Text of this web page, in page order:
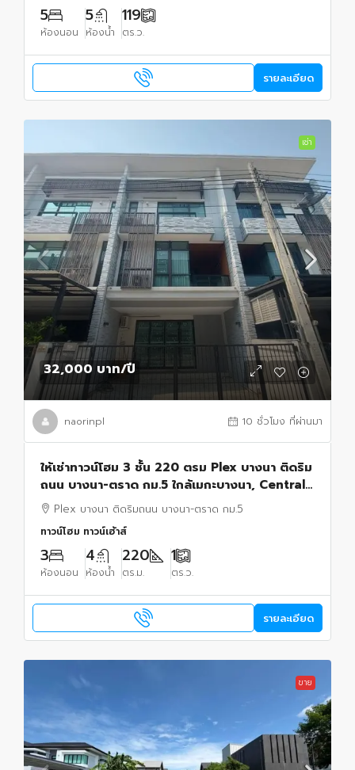
5
ห้องนอน
5
ห้องน้ำ
119
ตร.ว.
รายละเอียด
เช่า
32,000 บาท/ปี
naorinpl 10 ชั่วโมง ที่ผ่านมา
ให้เช่าทาวน์โฮม 3 ชั้น 220 ตรม Plex บางนา ติดริม
ถนน บางนา-ตราด กม.5 ใกล้เมกะบางนา, Central
บางนา
Plex บางนา ติดริมถนน บางนา-ตราด กม.5
ทาวน์โฮม ทาวน์เฮ้าส์
3
ห้องนอน
4
ห้องน้ำ
220
ตร.ม.
1
ตร.ว.
รายละเอียด
ขาย